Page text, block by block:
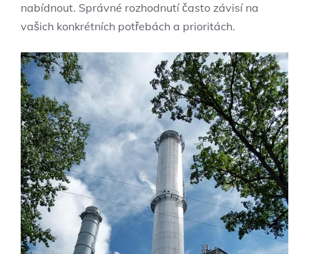
nabídnout. Správné rozhodnutí často závisí na
vašich konkrétních potřebách a prioritách.